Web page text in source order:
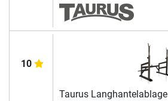
10
Taurus Langhantelablage